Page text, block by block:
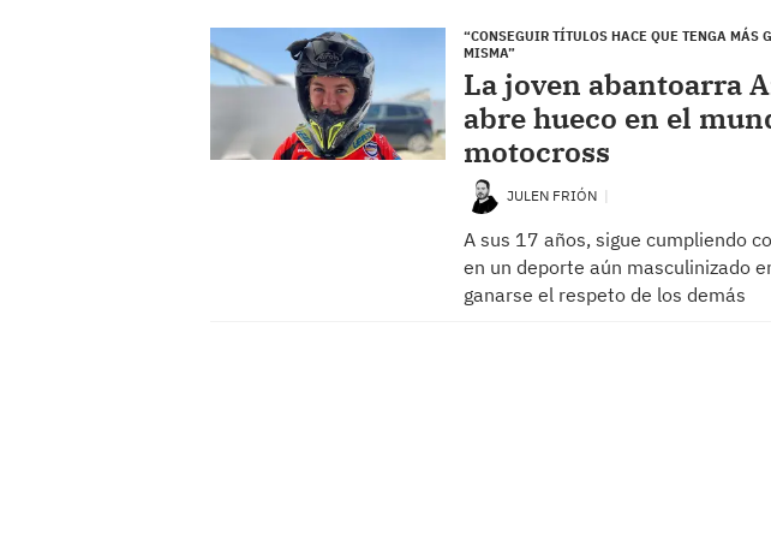
“CONSEGUIR TÍTULOS HACE QUE TENGA MÁS
MISMA”
La joven abantoarra
abre hueco en el
motocross
JULEN FRIÓN
A sus 17 años, sigue cumpliendo
en un deporte aún masculinizado
ganarse el respeto de los demás